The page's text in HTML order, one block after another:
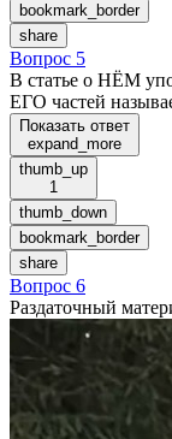
bookmark_border
share
Вопрос 5
В статье о НЁМ
ЕГО частей
Показать ответ
expand_more
thumb_up
1
thumb_down
bookmark_border
share
Вопрос 6
Раздаточный